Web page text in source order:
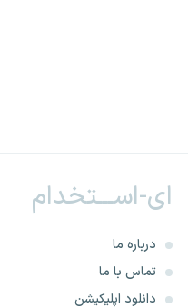
ای-اســـتخدام
درباره ما
تماس با ما
دانلود اپلیکیشن